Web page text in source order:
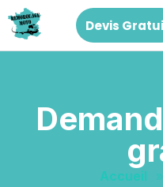
Devis
Accueil »